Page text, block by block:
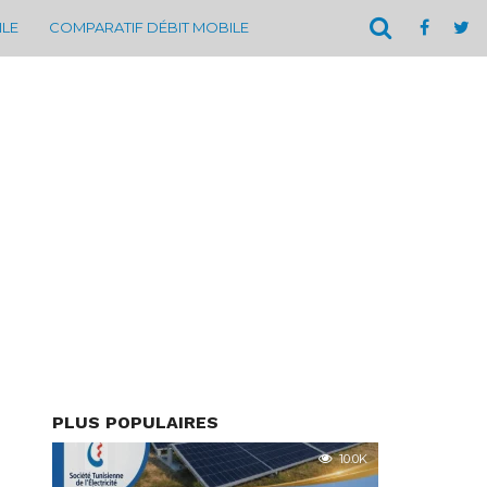
COMPARATIF DÉBIT MOBILE
PLUS POPULAIRES
10.0K